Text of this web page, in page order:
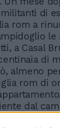
di
rom a
le
a Casal
di
almeno
rom di
dal